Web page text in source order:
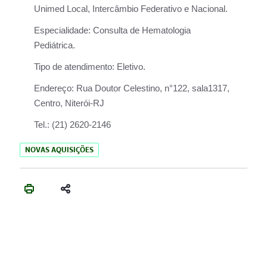
Unimed Local, Intercâmbio Federativo e Nacional.
Especialidade: Consulta de Hematologia
Pediátrica.
Tipo de atendimento: Eletivo.
Endereço: Rua Doutor Celestino, n°122, sala1317,
Centro, Niterói-RJ
Tel.: (21) 2620-2146
NOVAS AQUISIÇÕES